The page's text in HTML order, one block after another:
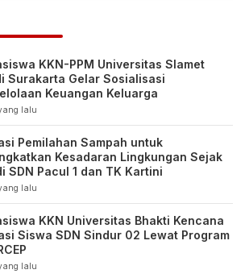
KKN-PPM Universitas Slamet
Surakarta Gelar Sosialisasi
Keuangan Keluarga
lalu
Pemilahan Sampah untuk
Kesadaran Lingkungan Sejak
SDN Pacul 1 dan TK Kartini
lalu
KKN Universitas Bhakti Kencana
Siswa SDN Sindur 02 Lewat Program
lalu